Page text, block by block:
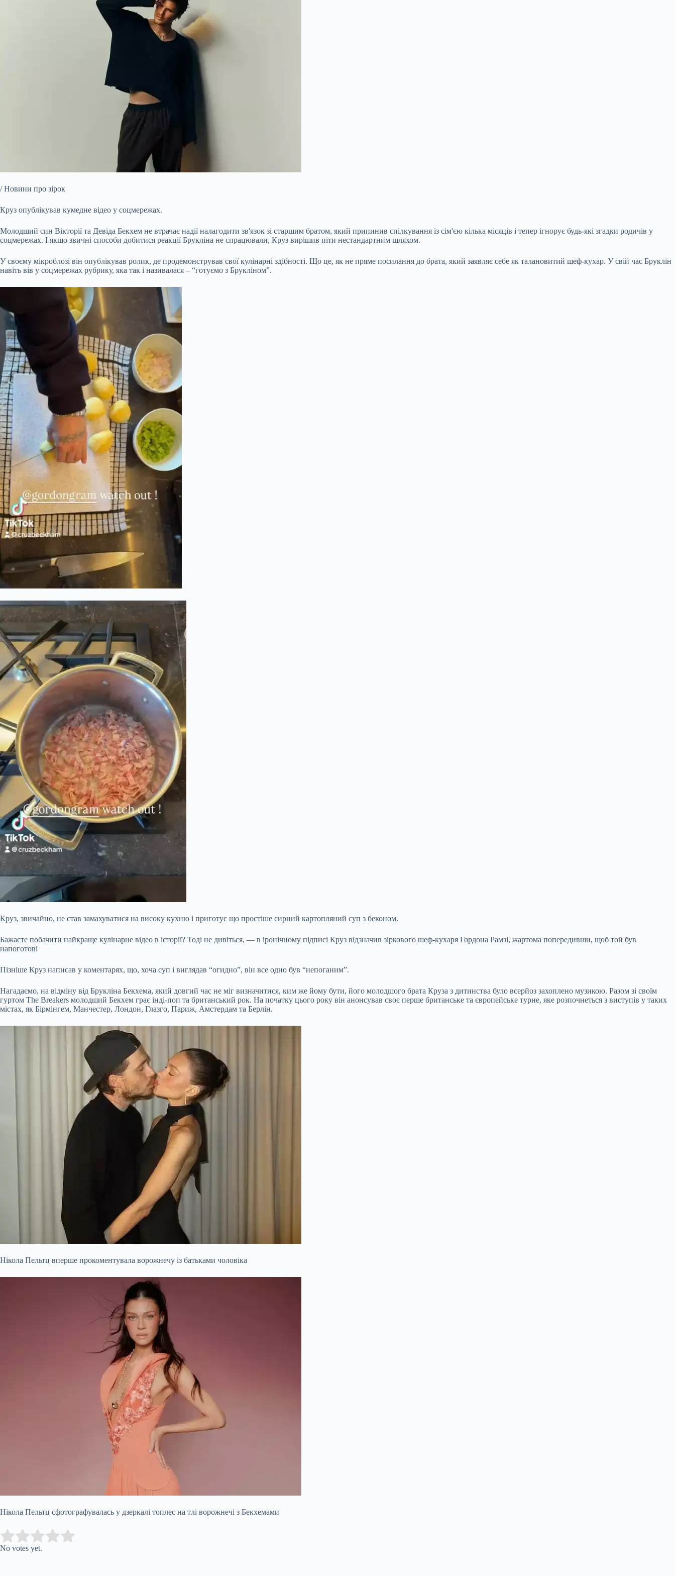
/ Новини про зірок
Круз опублікував кумедне відео у соцмережах.
Молодший син Вікторії та Девіда Бекхем не втрачає надії налагодити зв'язок зі старшим братом, який припинив спілкування із сім'єю кілька місяців і тепер ігнорує будь-які згадки родичів у
соцмережах. І якщо звичні способи добитися реакції Брукліна не спрацювали, Круз вирішив піти нестандартним шляхом.
У своєму мікроблозі він опублікував ролик, де продемонстрував свої кулінарні здібності. Що це, як не пряме посилання до брата, який заявляє себе як талановитий шеф-кухар. У свій час Бруклін
навіть вів у соцмережах рубрику, яка так і називалася – “готуємо з Брукліном”.
Круз, звичайно, не став замахуватися на високу кухню і приготує що простіше сирний картопляний суп з беконом.
Бажаєте побачити найкраще кулінарне відео в історії? Тоді не дивіться, — в іронічному підписі Круз відзначив зіркового шеф-кухаря Гордона Рамзі, жартома попередивши, щоб той був
напоготові
Пізніше Круз написав у коментарях, що, хоча суп і виглядав “огидно”, він все одно був “непоганим”.
Нагадаємо, на відміну від Брукліна Бекхема, який довгий час не міг визначитися, ким же йому бути, його молодшого брата Круза з дитинства було всерйоз захоплено музикою. Разом зі своїм
гуртом The Breakers молодший Бекхем грає інді-поп та британський рок. На початку цього року він анонсував своє перше британське та європейське турне, яке розпочнеться з виступів у таких
містах, як Бірмінгем, Манчестер, Лондон, Глазго, Париж, Амстердам та Берлін.
Нікола Пельтц вперше прокоментувала ворожнечу із батьками чоловіка
Нікола Пельтц сфотографувалась у дзеркалі топлес на тлі ворожнечі з Бекхемами
Rate this item:
No votes yet.